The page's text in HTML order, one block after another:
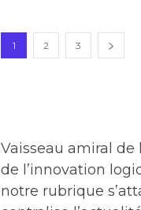
1 2 3
Vaisseau amiral
de l’innovation
notre rubrique